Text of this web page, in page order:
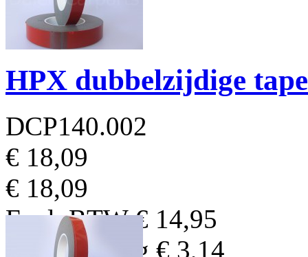
HPX dubbelzijdige
DCP140.002
€ 18,09
€ 18,09
Excl. BTW€ 14,95
BTW Bedrag € 3,14